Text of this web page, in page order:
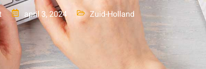
april 3, 2024 Zuid-Holland